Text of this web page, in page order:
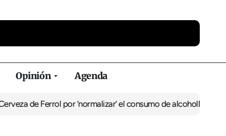
Opinión Agenda
por ‘normalizar’ el consumo de alcoholDe Perlío a